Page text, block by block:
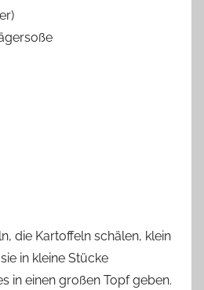
die Kartoffeln schälen, klein
in kleine Stücke
in einen großen Topf geben.